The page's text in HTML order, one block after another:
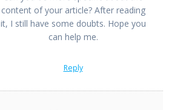
content of your article? After reading
it, I still have some doubts. Hope you
can help me.
Reply